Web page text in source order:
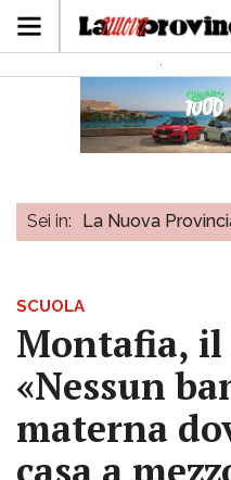
Sei in: La Nuova
SCUOLA
Montafia, il
«Nessun
materna